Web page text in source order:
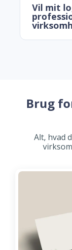
Vil mit
Brug
Alt, hvad